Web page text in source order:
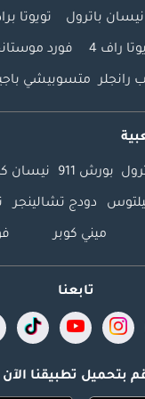
نيسان باترول تويوتا
راف 4 فورد
رانجلر متسوبيشي
بورش 911 نيسان
دودج تشالينجر
ميني كوبر
تابعنا
بتحميل تطبيقنا الآن